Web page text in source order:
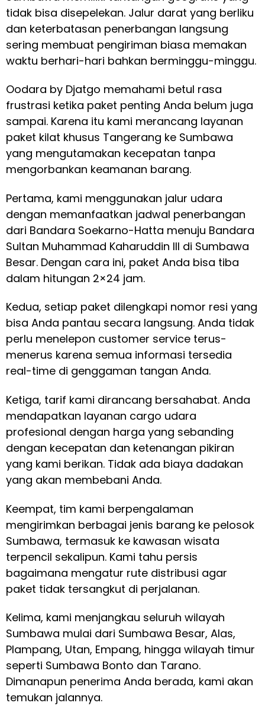
tidak bisa disepelekan. Jalur darat yang berliku
dan keterbatasan penerbangan langsung
sering membuat pengiriman biasa memakan
waktu berhari-hari bahkan berminggu-minggu.
Oodara by Djatgo memahami betul rasa
frustrasi ketika paket penting Anda belum juga
sampai. Karena itu kami merancang layanan
paket kilat khusus Tangerang ke Sumbawa
yang mengutamakan kecepatan tanpa
mengorbankan keamanan barang.
Pertama, kami menggunakan jalur udara
dengan memanfaatkan jadwal penerbangan
dari Bandara Soekarno-Hatta menuju Bandara
Sultan Muhammad Kaharuddin III di Sumbawa
Besar. Dengan cara ini, paket Anda bisa tiba
dalam hitungan 2×24 jam.
Kedua, setiap paket dilengkapi nomor resi yang
bisa Anda pantau secara langsung. Anda tidak
perlu menelepon customer service terus-
menerus karena semua informasi tersedia
real-time di genggaman tangan Anda.
Ketiga, tarif kami dirancang bersahabat. Anda
mendapatkan layanan cargo udara
profesional dengan harga yang sebanding
dengan kecepatan dan ketenangan pikiran
yang kami berikan. Tidak ada biaya dadakan
yang akan membebani Anda.
Keempat, tim kami berpengalaman
mengirimkan berbagai jenis barang ke pelosok
Sumbawa, termasuk ke kawasan wisata
terpencil sekalipun. Kami tahu persis
bagaimana mengatur rute distribusi agar
paket tidak tersangkut di perjalanan.
Kelima, kami menjangkau seluruh wilayah
Sumbawa mulai dari Sumbawa Besar, Alas,
Plampang, Utan, Empang, hingga wilayah timur
seperti Sumbawa Bonto dan Tarano.
Dimanapun penerima Anda berada, kami akan
temukan jalannya.